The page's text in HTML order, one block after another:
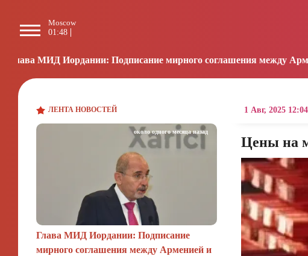
Moscow
01:48
Подписание мирного соглашения между Арменией и
ЛЕНТА НОВОСТЕЙ
Глава МИД Иордании: Подписание
мирного соглашения между Арменией и
около одного месяца назад
1 Авг, 2025 12:04
Цены на